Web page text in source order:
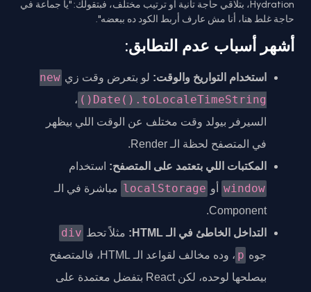
Hydration، بتلاقي حاجة تانية أو ترتيب مختلف، فبتقولك: "يا جماعة في
حاجة غلط هنا، أنا مش عارف أربط الكود ده ببعضه".
أشهر أسباب عدم التطابق:
استخدام التواريخ والوقت: لو بتعرض وقت زي new
Date().toLocaleTimeString()
،
السيرفر بيولد وقت مختلف عن الوقت اللي بيظهر
في المتصفح لحظة الـ Render.
المكتبات اللي بتعتمد على المتصفح: استخدام
window أو localStorage مباشرة في الـ
Component.
التداخل الخاطئ في الـ HTML:
مثلاً تحط div
جوه p
، وده مخالف لقواعد الـ HTML، فالمتصفح
بيصلحها لوحده، لكن React بتفضل معتمدة على